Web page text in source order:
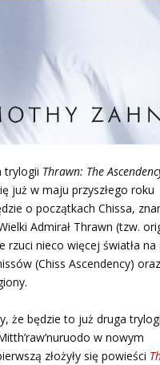
trylogii Thrawn: The
już w maju przyszłego roku
o początkach Chissa,
Admirał Thrawn (tzw.
rzuci nieco więcej światła na
(Chiss Ascendency) oraz
że będzie to już druga
w nowym
złożyły się powieści